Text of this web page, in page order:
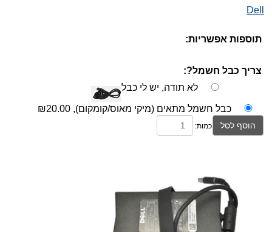
Dell
תוספות אפשריות:
צריך כבל חשמל?:
לא תודה, יש לי כבל
כבל חשמל מתאים (מיקי מאוס/קומקום), ₪20.00
הוסף לסל כמות: